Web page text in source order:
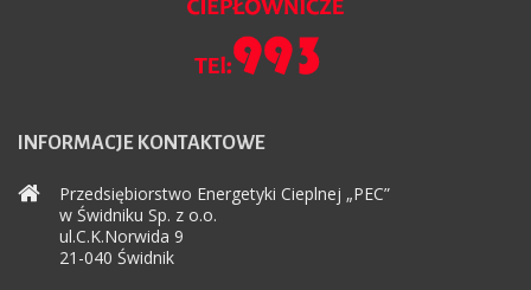
INFORMACJE KONTAKTOWE
Przedsiębiorstwo Energetyki Cieplnej „PEC”
w Świdniku Sp. z o.o.
ul.C.K.Norwida 9
21-040 Świdnik